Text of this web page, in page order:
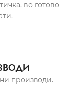
во готово
производи.